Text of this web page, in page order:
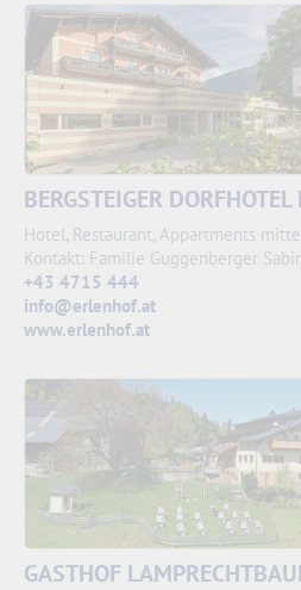
BERGSTEIGER
Hotel, Restaurant, Appartments
Kontakt: Familie Guggenberger
+43 4715 444
info@erlenhof.at
www.erlenhof.at
GASTHOF